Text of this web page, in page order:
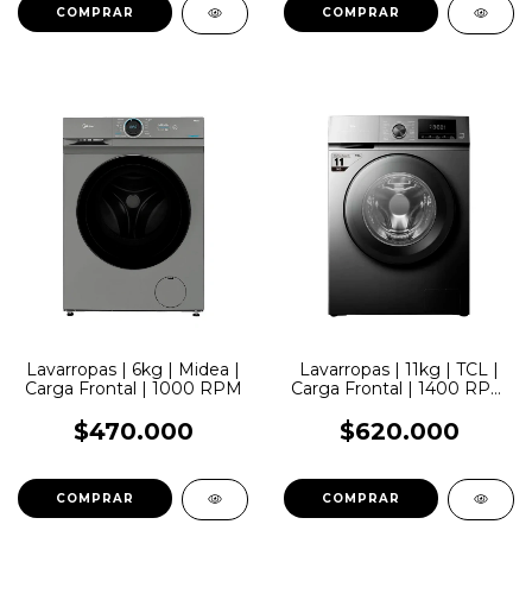
COMPRAR
Lavarropas | 6kg | Midea |
Carga Frontal | 1000 RPM
$470.000
Lavarropas | 11kg | TCL |
Carga Frontal | 1400 RPM
$620.000